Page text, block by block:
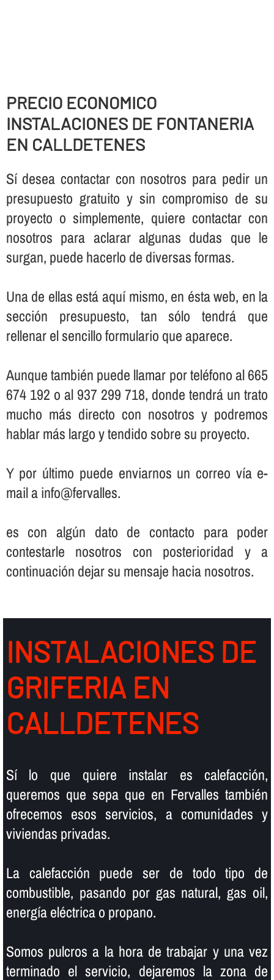
PRECIO ECONOMICO
INSTALACIONES DE FONTANERIA
EN CALLDETENES
Sí­ desea contactar con nosotros para pedir un
presupuesto gratuito y sin compromiso de su
proyecto o simplemente, quiere contactar con
nosotros para aclarar algunas dudas que le
surgan, puede hacerlo de diversas formas.
Una de ellas está aquí­ mismo, en ésta web, en la
sección presupuesto, tan sólo tendrá que
rellenar el sencillo formulario que aparece.
Aunque también puede llamar por teléfono al 665
674 192 o al 937 299 718, donde tendrá un trato
mucho más directo con nosotros y podremos
hablar más largo y tendido sobre su proyecto.
Y por último puede enviarnos un correo ví­a e-
mail a info@fervalles.
es con algún dato de contacto para poder
contestarle nosotros con posterioridad y a
continuación dejar su mensaje hacia nosotros.
INSTALACIONES DE
GRIFERIA EN
CALLDETENES
Sí­ lo que quiere instalar es calefacción,
queremos que sepa que en Fervalles también
ofrecemos esos servicios, a comunidades y
viviendas privadas.
La calefacción puede ser de todo tipo de
combustible, pasando por gas natural, gas oil,
energí­a eléctrica o propano.
Somos pulcros a la hora de trabajar y una vez
terminado el servicio, dejaremos la zona de